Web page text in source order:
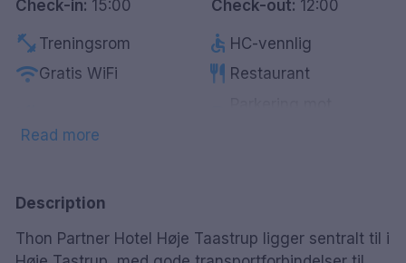
Check-in: 15:00 Check-out: 12:00
fitness_center Treningsrom accessible HC-vennlig
wifiGratis WiFi restaurant Restaurant
Read more
Description
Thon Partner Hotel Høje Taastrup ligger sentralt til i